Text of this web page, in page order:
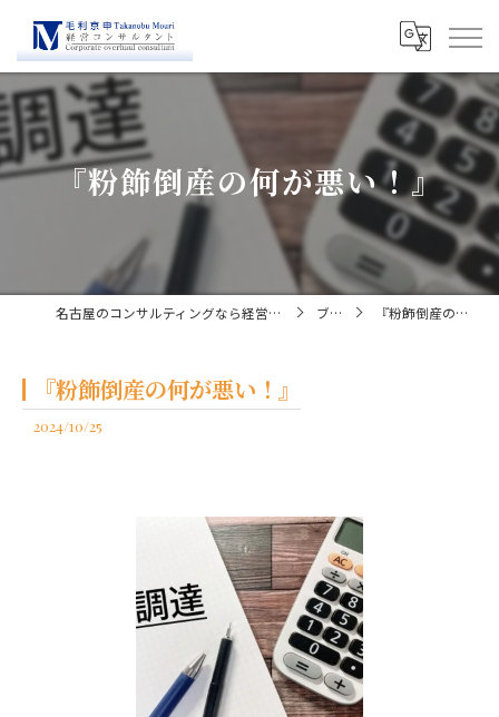
『粉飾倒産の何が悪い！』
名古屋のコンサルティングなら経営コンサルタント毛利京申 ブログ 『粉飾倒産の何が悪い！』
『粉飾倒産の何が悪い！』
2024/10/25